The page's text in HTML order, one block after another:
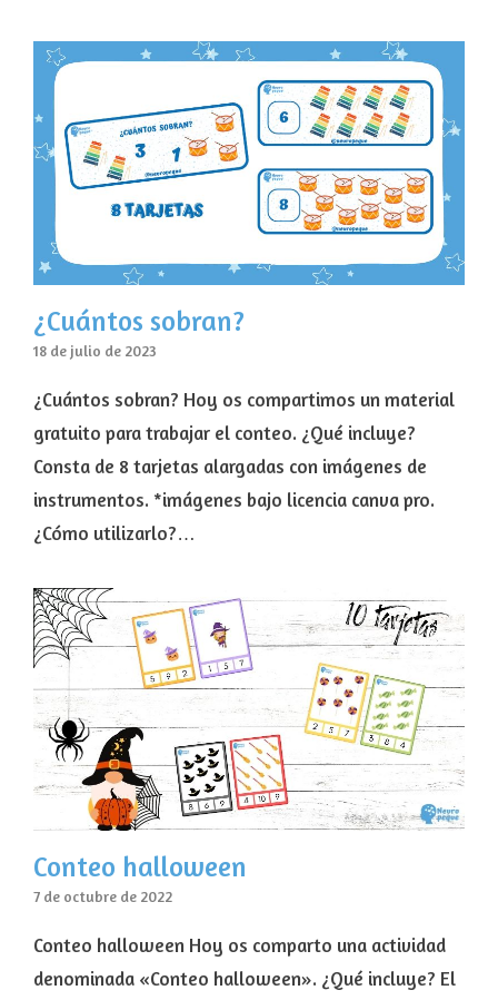
¿Cuántos sobran?
18 de julio de 2023
¿Cuántos sobran? Hoy os compartimos un material
gratuito para trabajar el conteo. ¿Qué incluye?
Consta de 8 tarjetas alargadas con imágenes de
instrumentos. *imágenes bajo licencia canva pro.
¿Cómo utilizarlo?…
Conteo halloween
7 de octubre de 2022
Conteo halloween Hoy os comparto una actividad
denominada «Conteo halloween». ¿Qué incluye? El